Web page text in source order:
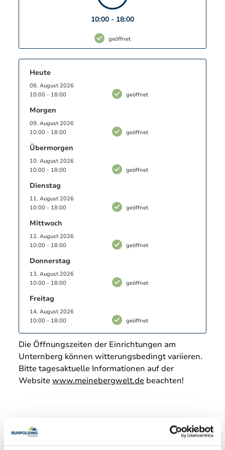
Sicherheitssystem
sorgenfreien Klettererlebnis nichts im Wege.
Höchste Sicherheitsstandards
abwechslungsreiche Herausforderungen: Der
Kletterwald am Unternberg ist derperfekte
Ausflug
Freunden, für Teamerlebnisse mit
Arbeitskollegen oder für einen unterhaltsamen
Tag mit dem Verein inmitten des
Hausberges.
Für Ihr leibliches Wohl vor und nach dem
Abenteuer sorgt der Kiosk direkt am Vorplatz der
Talstation mit einer Auswahl an Snacks und
Getränken.
10:00 - 18:00
geöffnet
Heute
08. August 2026
10:00 - 18:00
geöffnet
Morgen
09. August 2026
10:00 - 18:00
geöffnet
Übermorgen
10. August 2026
10:00 - 18:00
geöffnet
Dienstag
11. August 2026
10:00 - 18:00
geöffnet
Mittwoch
12. August 2026
10:00 - 18:00
geöffnet
Donnerstag
13. August 2026
10:00 - 18:00
geöffnet
Freitag
14. August 2026
10:00 - 18:00
geöffnet
Die Öffnungszeiten der Einrichtungen am
Unternberg können witterungsbedingt variieren.
Bitte tagesaktuelle Informationen auf der
Websitewww.meinebergwelt.de beachten!
Enthalten in: